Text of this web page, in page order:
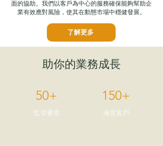
面的協助。我們以客戶為中心的服務確保能夠幫助企
業有效應對風險，使其在動態市場中穩健發展。
了解更多
​助你的業務成長
50+
監管審查
150+
滿意客戶